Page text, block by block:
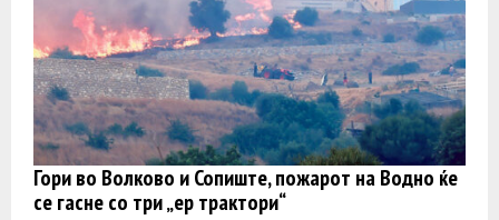
Гори во Волково и Сопиште, пожарот на Водно ќе
се гасне со три „ер трактори“